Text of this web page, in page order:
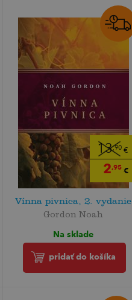
13,90 €
2,95 €
Vínna pivnica, 2. vydanie
Gordon Noah
Na sklade
pridať do košíka